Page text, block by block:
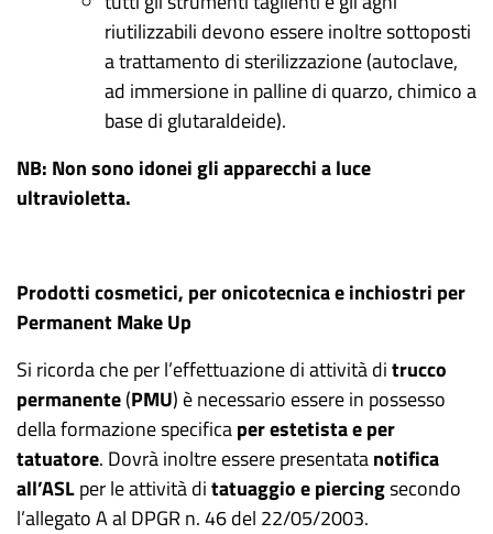
riutilizzabili devono essere inoltre sottoposti
a trattamento di sterilizzazione (autoclave,
ad immersione in palline di quarzo, chimico a
base di glutaraldeide).
NB: Non sono idonei gli apparecchi a luce
ultravioletta.
Prodotti cosmetici, per onicotecnica e inchiostri per
Permanent Make Up
Si ricorda che per l’effettuazione di attività ditrucco
permanente(PMU) è necessario essere in possesso
della formazione specificaper estetista e per
tatuatore. Dovrà inoltre essere presentatanotifica
all’ASLper le attività ditatuaggio e piercingsecondo
l’allegato A al DPGR n. 46 del 22/05/2003.